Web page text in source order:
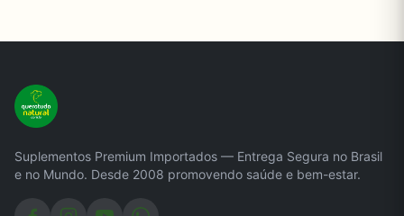
Suplementos Premium Importados — Entrega Segura no Brasil
e no Mundo. Desde 2008 promovendo saúde e bem-estar.